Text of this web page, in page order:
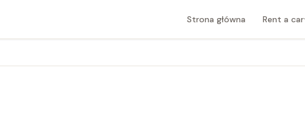
Strona główna Rent a car